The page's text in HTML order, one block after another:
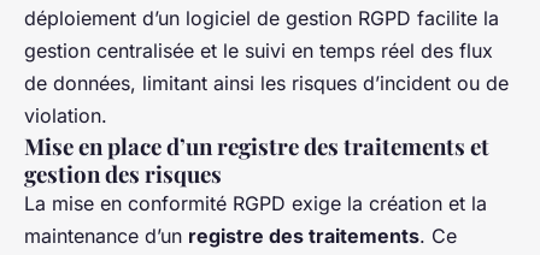
déploiement d’un logiciel de gestion RGPD facilite la
gestion centralisée et le suivi en temps réel des flux
de données, limitant ainsi les risques d’incident ou de
violation.
Mise en place d’un registre des traitements et
gestion des risques
La mise en conformité RGPD exige la création et la
maintenance d’un registre des traitements. Ce